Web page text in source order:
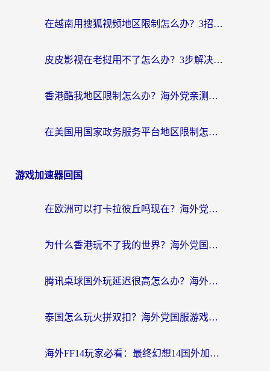
在越南用搜狐视频地区限制怎么办？3招解决海外看国内剧难题（附西瓜视频CCTV观看技巧）
皮皮影视在老挝用不了怎么办？3步解决海外看国内影视&财经的痛点
香港酷我地区限制怎么办？海外党亲测有效的回国加速方案来了
在美国用国家政务服务平台地区限制怎么办？海外华人必备的突破攻略（附追剧看片技巧）
游戏加速器回国
在欧洲可以打卡拉彼丘吗现在？海外党国服游戏加速器终极避坑指南
为什么香港玩不了我的世界？海外党国服游戏加速终极解决方案
腾讯桌球国外玩延迟很高怎么办？海外党亲测有效的国服游戏加速指南
泰国怎么玩火拼双扣？海外党国服游戏加速终极指南（附暗区突围植物大战僵尸实测）
海外FF14玩家必看：最终幻想14国外加速器下载安装全攻略+卡顿解决秘籍